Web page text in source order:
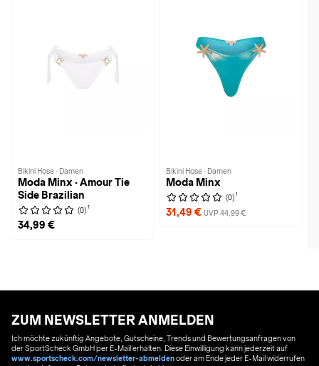
Bikini Hose · Damen
Moda Minx · Amour Tie
Side Brazilian
(0) 1
34,99 €
Bikini Hose · Damen
Moda Minx
(0) 1
31,49 € UVP 44,99 €
ZUM NEWSLETTER ANMELDEN
Ich möchte zukünftig Angebote, Gutscheine, Trends und Bewertungsanfragen von
der SportScheck GmbH per E-Mail erhalten. Diese Einwilligung kann jederzeit auf
www.sportscheck.com/newsletter-abmeldenoder am Ende jeder E-Mail widerrufen